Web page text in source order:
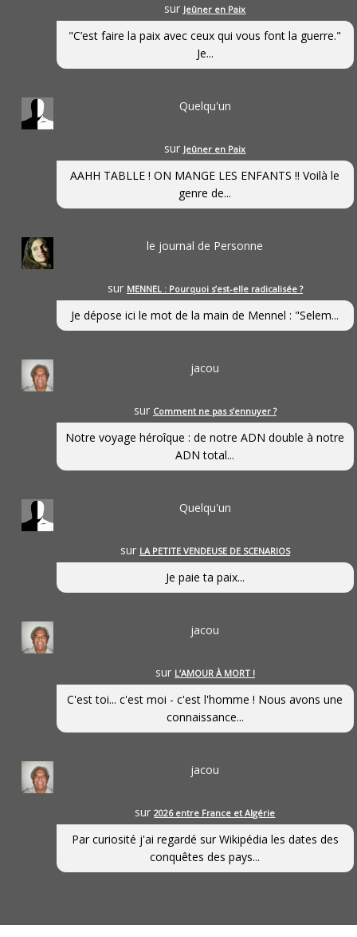
sur Jeûner en Paix
"C’est faire la paix avec ceux qui vous font la guerre."
Je...
Quelqu'un
sur Jeûner en Paix
AAHH TABLLE ! ON MANGE LES ENFANTS !! Voilà le
genre de...
le journal de Personne
sur MENNEL : Pourquoi s’est-elle radicalisée ?
Je dépose ici le mot de la main de Mennel : "Selem...
jacou
sur Comment ne pas s’ennuyer ?
Notre voyage héroîque : de notre ADN double à notre
ADN total...
Quelqu'un
sur LA PETITE VENDEUSE DE SCENARIOS
Je paie ta paix...
jacou
sur L’AMOUR À MORT !
C'est toi... c'est moi - c'est l'homme ! Nous avons une
connaissance...
jacou
sur2026 entre France et Algérie
Par curiosité j'ai regardé sur Wikipédia les dates des
conquêtes des pays...